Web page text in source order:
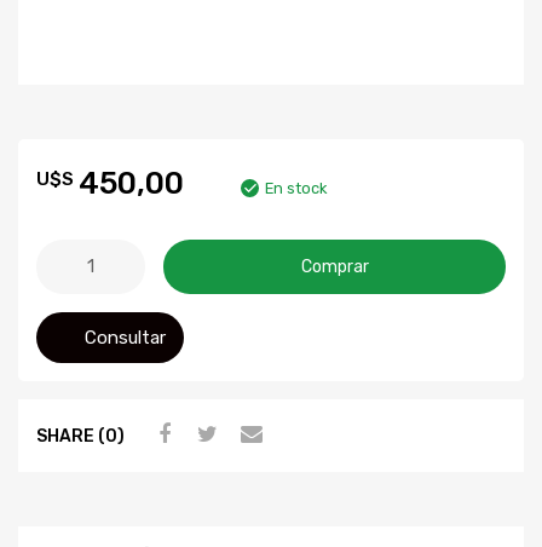
U$S 450,00 En stock
Comprar
Consultar
SHARE (0)